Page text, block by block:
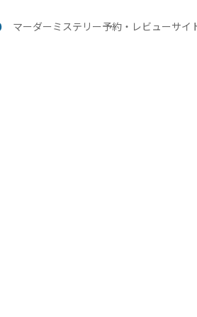
マーダーミステリー予約・レビューサイ